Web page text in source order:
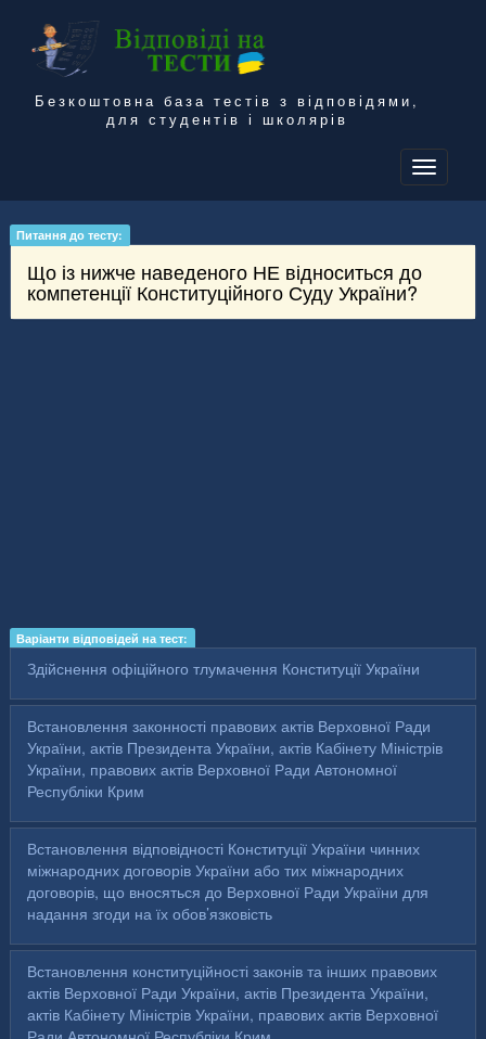
Безкоштовна база тестів з відповідями,
для студентів і школярів
Питання до тесту:
Що із нижче наведеного НЕ відноситься до
компетенції Конституційного Суду України?
Варіанти відповідей на тест:
Здійснення офіційного тлумачення Конституції України
Встановлення законності правових актів Верховної Ради
України, актів Президента України, актів Кабінету Міністрів
України, правових актів Верховної Ради Автономної
Республіки Крим
Встановлення відповідності Конституції України чинних
міжнародних договорів України або тих міжнародних
договорів, що вносяться до Верховної Ради України для
надання згоди на їх обов’язковість
Встановлення конституційності законів та інших правових
актів Верховної Ради України, актів Президента України,
актів Кабінету Міністрів України, правових актів Верховної